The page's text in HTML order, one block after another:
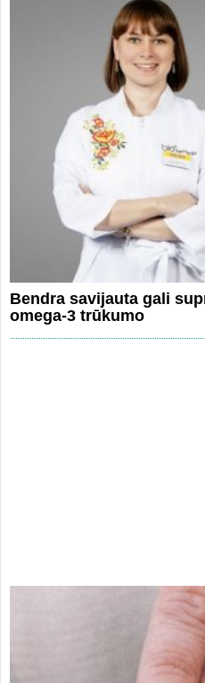
Bendra savijauta gali
omega-3 trūkumo